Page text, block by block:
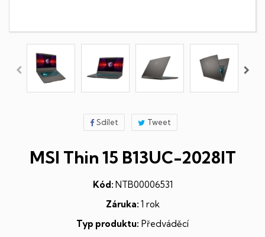
Sdílet Tweet
MSI Thin 15 B13UC-2028IT
Kód: NTB00006531
Záruka: 1 rok
Typ produktu: Předváděcí